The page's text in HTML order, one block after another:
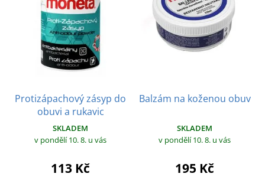
Protizápachový zásyp do
obuvi a rukavic
SKLADEM
v pondělí 10. 8. u vás
113 Kč
Balzám na koženou obuv
SKLADEM
v pondělí 10. 8. u vás
195 Kč